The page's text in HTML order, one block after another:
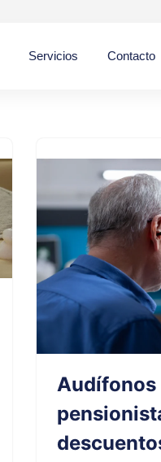
Servicios Contacto
Audífonos